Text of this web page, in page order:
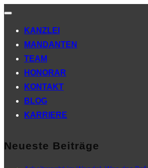
Navigation
KANZLEI
MANDANTEN
TEAM
HONORAR
KONTAKT
BLOG
KARRIERE
Neueste Beiträge